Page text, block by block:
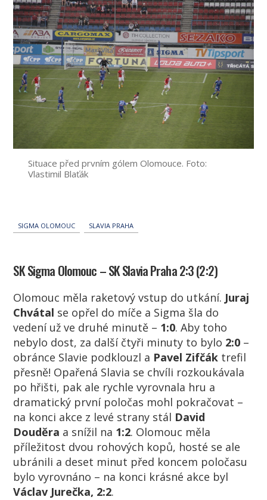
Situace před prvním gólem Olomouce. Foto:
Vlastimil Blaťák
SIGMA OLOMOUC SLAVIA PRAHA
SK Sigma Olomouc – SK Slavia Praha 2:3 (2:2)
Olomouc měla raketový vstup do utkání. Juraj
Chvátal se opřel do míče a Sigma šla do
vedení už ve druhé minutě – 1:0. Aby toho
nebylo dost, za další čtyři minuty to bylo 2:0 –
obránce Slavie podklouzl a Pavel Zifčák trefil
přesně! Opařená Slavia se chvíli rozkoukávala
po hřišti, pak ale rychle vyrovnala hru a
dramatický první poločas mohl pokračovat –
na konci akce z levé strany stál David
Douděra a snížil na 1:2. Olomouc měla
příležitost dvou rohových kopů, hosté se ale
ubránili a deset minut před koncem poločasu
bylo vyrovnáno – na konci krásné akce byl
Václav Jurečka, 2:2.